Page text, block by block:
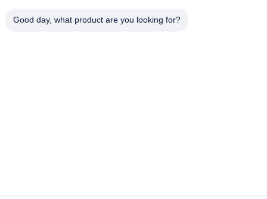
Good day, what product are you looking for?